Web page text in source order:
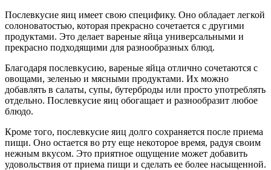
Послевкусие яиц имеет свою специфику. Оно обладает легкой
солоноватостью, которая прекрасно сочетается с другими
продуктами. Это делает вареные яйца универсальными и
прекрасно подходящими для разнообразных блюд.
Благодаря послевкусию, вареные яйца отлично сочетаются с
овощами, зеленью и мясными продуктами. Их можно
добавлять в салаты, супы, бутерброды или просто употреблять
отдельно. Послевкусие яиц обогащает и разнообразит любое
блюдо.
Кроме того, послевкусие яиц долго сохраняется после приема
пищи. Оно остается во рту еще некоторое время, радуя своим
нежным вкусом. Это приятное ощущение может добавить
удовольствия от приема пищи и сделать ее более насыщенной.